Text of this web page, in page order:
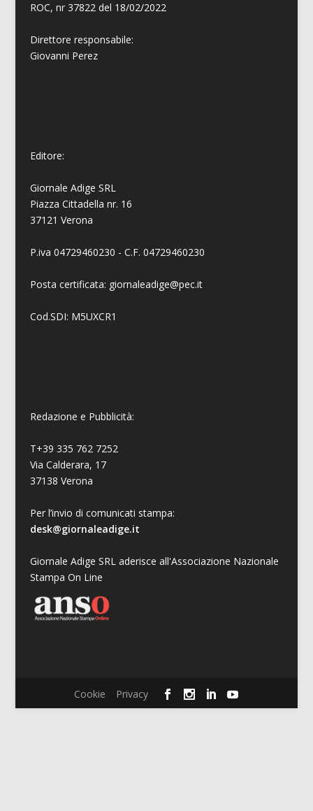
ROC, nr 37822 del 18/02/2022
Direttore responsabile:
Giovanni Perez
Editore:
Giornale Adige SRL
Piazza Cittadella nr. 16
37121 Verona
P.iva 04729460230 - C.F. 04729460230
Posta certificata: giornaleadige@pec.it
Cod.SDI: M5UXCR1
Redazione e Pubblicità:
T+39 335 762 7252
Via Calderara, 17
37138 Verona
Per l’invio di comunicati stampa:
desk@giornaleadige.it
Giornale Adige SRL aderisce all'Associazione Nazionale
Stampa On Line
Cookie Privacy